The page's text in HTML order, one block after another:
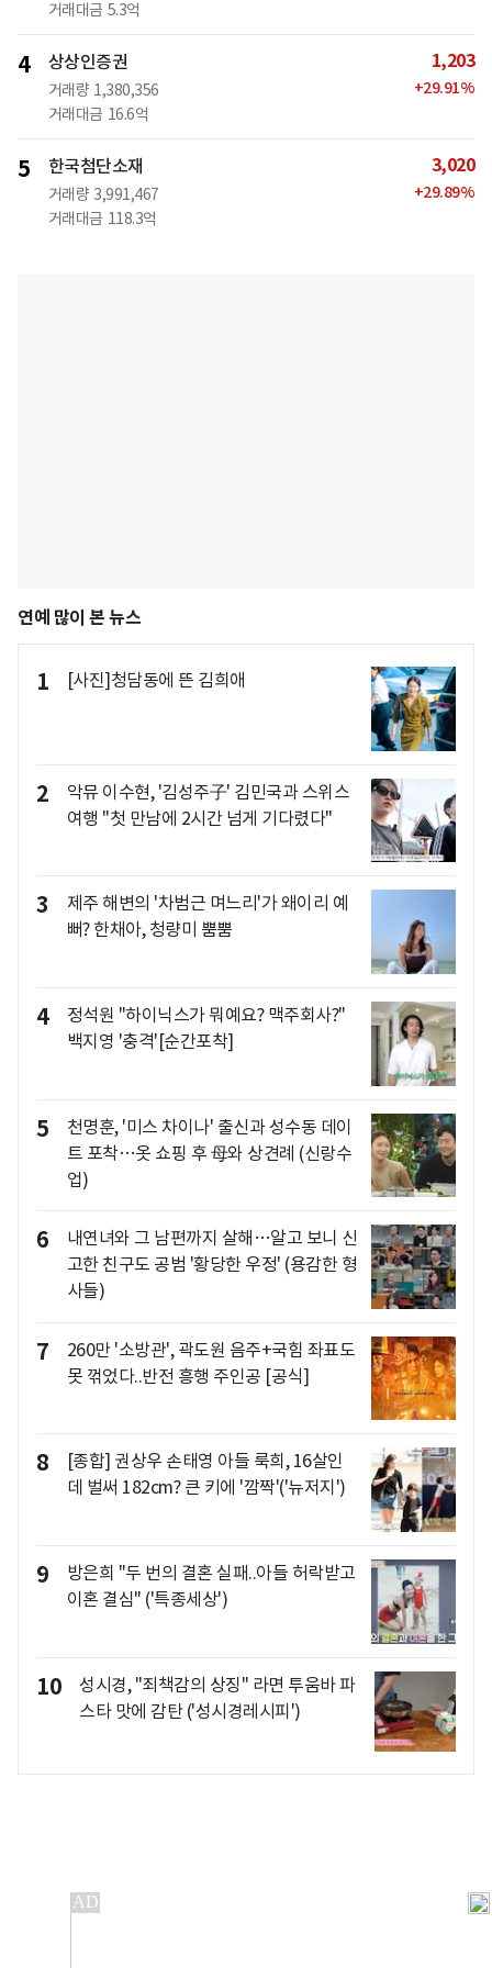
거래대금 5.3억
4 상상인증권
거래량 1,380,356
거래대금 16.6억
1,203
+29.91%
5 한국첨단소재
거래량 3,991,467
거래대금 118.3억
3,020
+29.89%
연예 많이 본 뉴스
1 [사진]청담동에 뜬 김희애
2
악뮤 이수현, '김성주子' 김민국과 스위스
여행 "첫 만남에 2시간 넘게 기다렸다"
3
제주 해변의 '차범근 며느리'가 왜이리 예
뻐? 한채아, 청량미 뿜뿜
4
정석원 "하이닉스가 뭐예요? 맥주회사?"
백지영 '충격'[순간포착]
5
천명훈, '미스 차이나' 출신과 성수동 데이
트 포착…옷 쇼핑 후 母와 상견례 (신랑수
업)
6
내연녀와 그 남편까지 살해…알고 보니 신
고한 친구도 공범 '황당한 우정' (용감한 형
사들)
7
260만 '소방관', 곽도원 음주+국힘 좌표도
못 꺾었다..반전 흥행 주인공 [공식]
8
[종합] 권상우 손태영 아들 룩희, 16살인
데 벌써 182cm? 큰 키에 '깜짝'('뉴저지')
9
방은희 "두 번의 결혼 실패..아들 허락받고
이혼 결심" ('특종세상')
10
성시경, "죄책감의 상징" 라면 투움바 파
스타 맛에 감탄 ('성시경레시피')